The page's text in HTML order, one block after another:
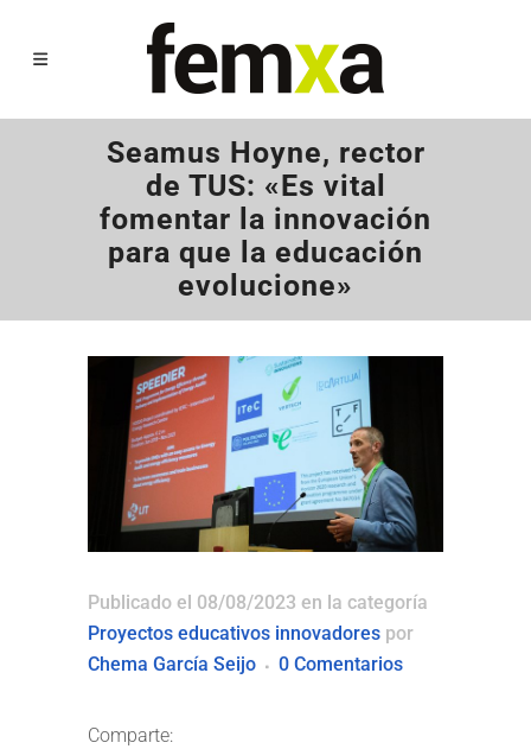
Seamus Hoyne, rector
de TUS: «Es vital
fomentar la innovación
para que la educación
evolucione»
Publicado el 08/08/2023 en la categoría
Proyectos educativos innovadores por
Chema García Seijo
0 Comentarios
Comparte: